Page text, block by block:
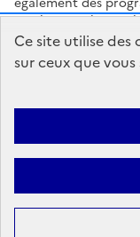
Ce site utilise
sur ceux que
soutiennent les
data.gouv.fr
Accessibilité :
Sauf mention contraire,